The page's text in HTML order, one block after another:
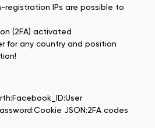
registration IPs are possible to
(2FA) activated
for any country and position
JSON:2FA codes